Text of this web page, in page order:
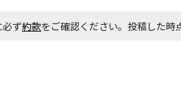
ず約款をご確認ください。投稿した